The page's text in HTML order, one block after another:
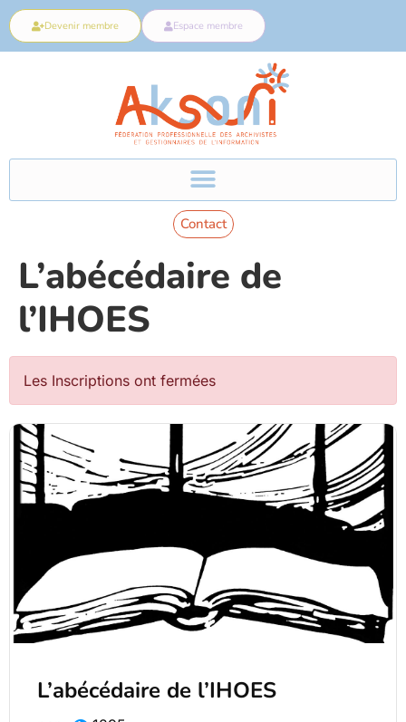
Devenir membre Espace membre
Contact
L’abécédaire de
l’IHOES
Les Inscriptions ont fermées
L’abécédaire de l’IHOES